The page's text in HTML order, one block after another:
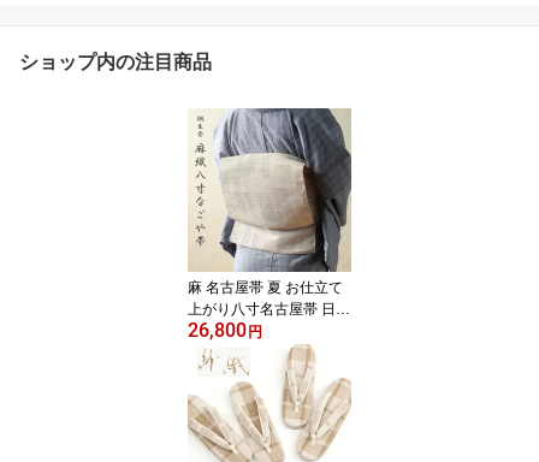
ショップ内の注目商品
麻 名古屋帯 夏 お仕立て
上がり八寸名古屋帯 日本
製 桐生発 麻織夏帯 麻 和
紙 モザイク ドット ボー
ダー（ グリーンカーキ
）【WD】
26,800 円